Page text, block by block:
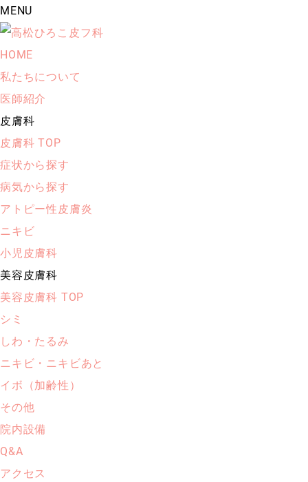
MENU
HOME
私たちについて
医師紹介
皮膚科
皮膚科 TOP
症状から探す
病気から探す
アトピー性皮膚炎
ニキビ
小児皮膚科
美容皮膚科
美容皮膚科 TOP
シミ
しわ・たるみ
ニキビ・ニキビあと
イボ（加齢性）
その他
院内設備
Q&A
アクセス